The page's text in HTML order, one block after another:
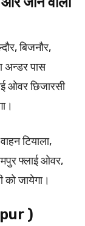
बिजनौर,
अन्डर पास
ओवर छिजारसी
टियाला,
फ्लाई ओवर,
को जायेगा।
)